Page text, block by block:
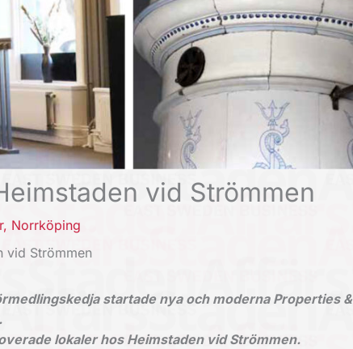
vid Strömmen
, Norrköping
vid Strömmen
startade nya och moderna Properties &
lokaler hos Heimstaden vid Strömmen.